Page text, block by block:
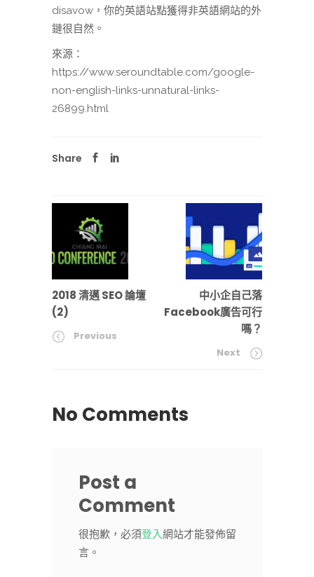
disavow，你的英語站點獲得非英語網站的外
鏈很自然。
來源：
https://www.seroundtable.com/google-
non-english-links-unnatural-links-
26899.html
Share
2018 清邁 SEO 論壇
(2)
Previous
中小企自己落
Facebook廣告可行
嗎？
Next
No Comments
Post a
Comment
很抱歉，必須登入網站才能發佈留
言。